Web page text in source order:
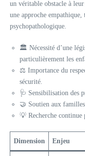
un véritable obstacle à
une approche
psychopathologique.
🏛️ Nécessité d’une
particulièrement les
⚖️ Importance du
sécurité.
🩺 Sensibilisation des
🤝 Soutien aux familles
💡 Recherche continue
Dimension Enjeu